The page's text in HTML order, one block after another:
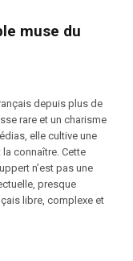
muse du
depuis plus de
rare et un charisme
elle cultive une
connaître. Cette
n’est pas une
presque
libre, complexe et